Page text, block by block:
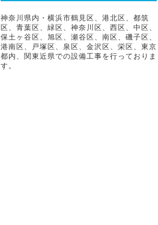
神奈川県内・横浜市鶴見区、港北区、都筑
区、青葉区、緑区、神奈川区、西区、中区、
保土ヶ谷区、旭区、瀬谷区、南区、磯子区、
港南区、戸塚区、泉区、金沢区、栄区、東京
都内、関東近県での設備工事を行っておりま
す。